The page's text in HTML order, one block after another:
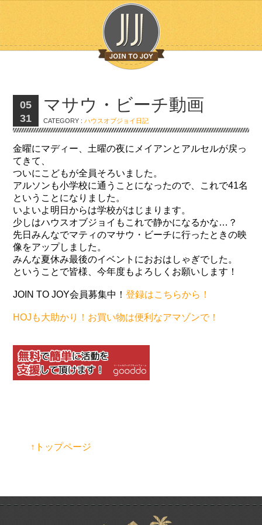
05
31
マサウ・ビーチ動画
CATEGORY :ハウスオブジョイ日記
金曜にマディー、土曜の夜にメイアンとアルセルが戻っ
てきて、
ついにこどもが全員そろいました。
アルソンも小学校に通うことになったので、これで41名
ということになりました。
いよいよ明日からは学校がはじまります。
少しはハウスオブジョイもこれで静かになるかな…？
先日みんなでマティのマサウ・ビーチに行ったときの映
像をアップしました。
みんな夏休み最後のイベントにおおはしゃぎでした。
ということで皆様、今年度もよろしくお願いします！
JOIN TO JOY会員募集中！登録はこちらから！
HOJも大助かり！お買い物は便利なアマゾンで！
↑トップページ